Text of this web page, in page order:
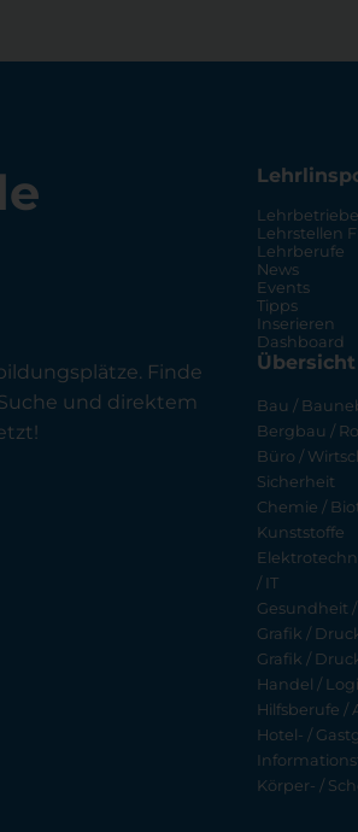
Finde
und direktem
Lehrbetriebe
Lehrstellen
Lehrberufe
News
Events
Tipps
Inserieren
Dashboard
Bau /
Bergbau /
Büro /
Sicherheit
Chemie /
Kunststoffe
/ IT
Gesundheit
Grafik /
Grafik /
Handel /
Hilfsberufe /
Hotel- /
Körper- /